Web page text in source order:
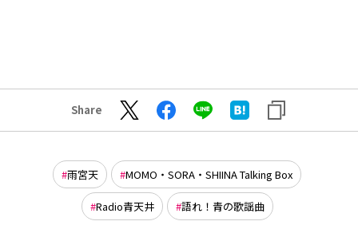
Share
雨宮天 MOMO・SORA・SHIINA Talking Box
Radio青天井 語れ！青の歌謡曲